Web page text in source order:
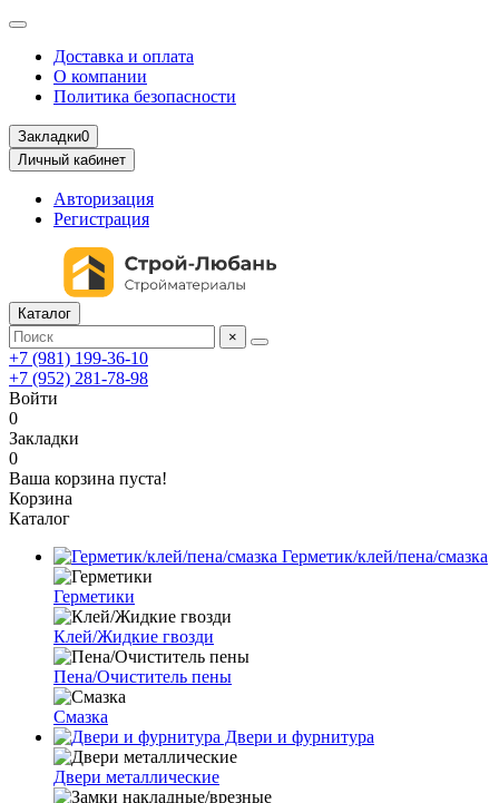
Доставка и оплата
О компании
Политика безопасности
Закладки0
Личный кабинет
Авторизация
Регистрация
Каталог
×
+7 (981) 199-36-10
+7 (952) 281-78-98
Войти
0
Закладки
0
Ваша корзина пуста!
Корзина
Каталог
Герметик/клей/пена/смазка
Герметики
Клей/Жидкие гвозди
Пена/Очиститель пены
Смазка
Двери и фурнитура
Двери металлические